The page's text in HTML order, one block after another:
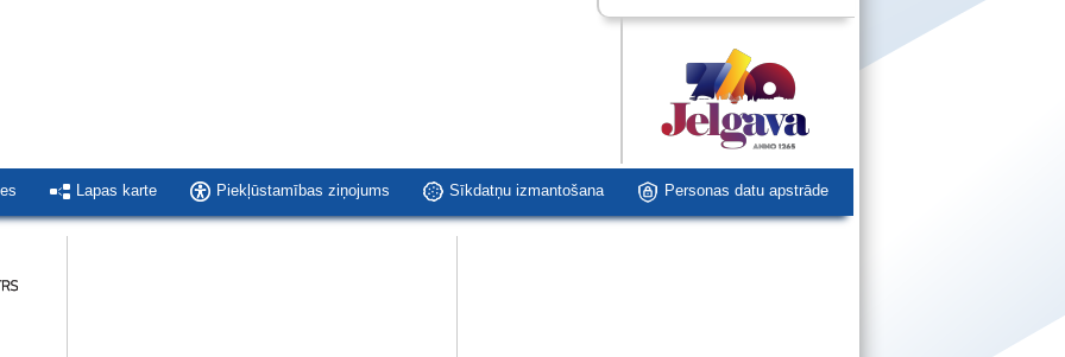
Lapas karte Piekļūstamības ziņojums Sīkdatņu izmantošana Personas datu apstrāde